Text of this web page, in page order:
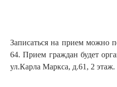
Записаться на прием можно
64. Прием граждан будет
ул.Карла Маркса, д.61, 2 этаж.